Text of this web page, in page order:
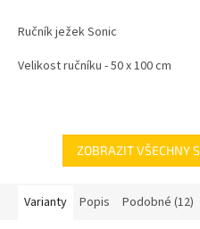
z
hvězdiček.
Ručník ježek Sonic
Velikost ručníku - 50 x 100 cm
Kvalitní froté ručník jehož jedna
zalisován při teplotě 200 stupňů
žádném případě oprat.
Barva pouze bílá.
ZOBRAZIT VŠECHNY
Varianty Popis Podobné (12)